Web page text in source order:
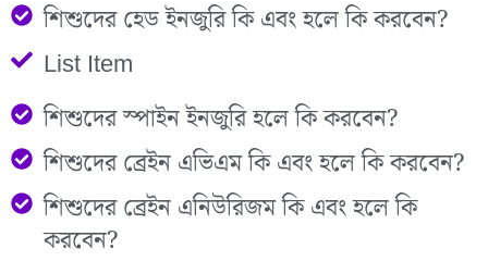
শিশুদের হেড ইনজুরি কি এবং হলে কি করবেন?
List Item
শিশুদের স্পাইন ইনজুরি হলে কি করবেন?
শিশুদের ব্রেইন এভিএম কি এবং হলে কি করবেন?
শিশুদের ব্রেইন এনিউরিজম কি এবং হলে কি
করবেন?